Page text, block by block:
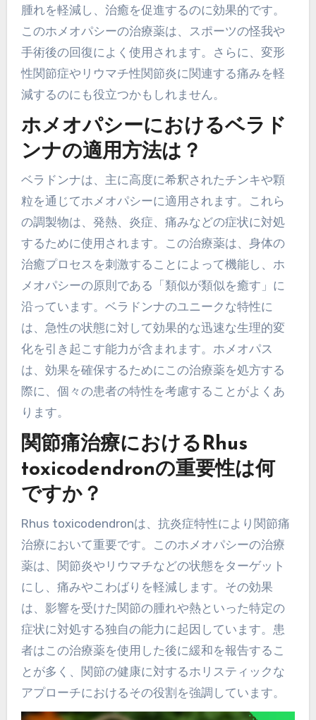
腫れを軽減し、治癒を促進するのに効果的です。
このホメオパシーの治療薬は、スポーツの怪我や
手術後の回復によく使用されます。さらに、変形
性関節症やリウマチ性関節炎に関連する痛みを軽
減するのにも役立つかもしれません。
ホメオパシーにおけるベラド
ンナの適用方法は？
ベラドンナは、主に高度に希釈されたチンキや顆
粒を通じてホメオパシーに適用されます。これら
の調製物は、発熱、炎症、痛みなどの症状に対処
するために使用されます。この治療薬は、身体の
治癒プロセスを刺激することによって機能し、ホ
メオパシーの原則である「類似が類似を癒す」に
沿っています。ベラドンナのユニークな特性に
は、急性の状態に対して効果的な迅速な生理的変
化を引き起こす能力が含まれます。ホメオパス
は、効果を確保するためにこの治療薬を処方する
際に、個々の患者の特性を考慮することがよくあ
ります。
関節痛治療におけるRhus
toxicodendronの重要性は何
ですか？
Rhus toxicodendronは、抗炎症特性により関節痛
治療において重要です。このホメオパシーの治療
薬は、関節炎やリウマチなどの状態をターゲット
にし、痛みやこわばりを軽減します。その効果
は、影響を受けた関節の腫れや熱といった特定の
症状に対処する独自の能力に起因しています。患
者はこの治療薬を使用した後に緩和を報告するこ
とが多く、関節の健康に対するホリスティックな
アプローチにおけるその役割を強調しています。